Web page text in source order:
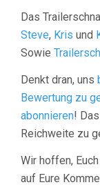
Das
Steve, Kris und
Sowie
Denkt dran, uns
Bewertung zu
abonnieren!
Reichweite zu
Wir hoffen,
auf Eure